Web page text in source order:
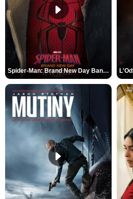
Spider-Man: Brand New Day Bande-annonce VO STFR